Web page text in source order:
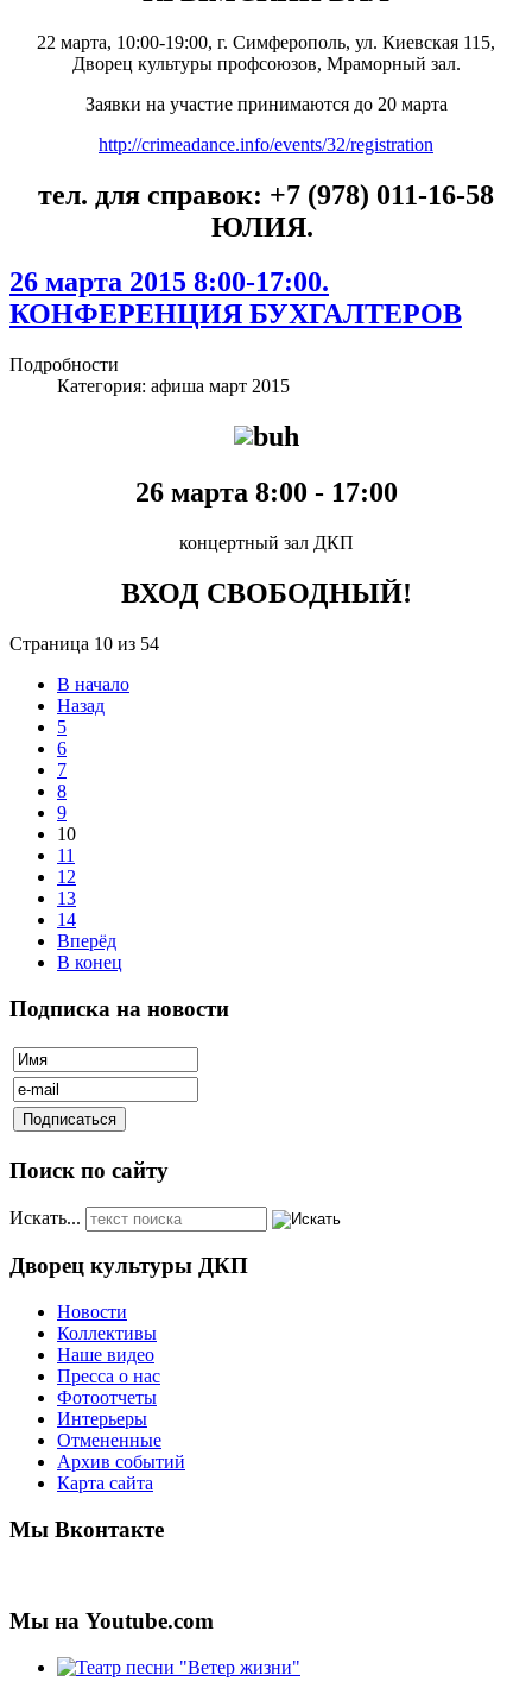
22 марта, 10:00-19:00, г. Симферополь, ул. Киевская 115,
Дворец культуры профсоюзов, Мраморный зал.
Заявки на участие принимаются до 20 марта
http://crimeadance.info/events/32/registration
тел. для справок: +7 (978) 011-16-58
ЮЛИЯ.
26 марта 2015 8:00-17:00.
КОНФЕРЕНЦИЯ БУХГАЛТЕРОВ
Подробности
Категория: афиша март 2015
26 марта 8:00 - 17:00
концертный зал ДКП
ВХОД СВОБОДНЫЙ!
Страница 10 из 54
В начало
Назад
5
6
7
8
9
10
11
12
13
14
Вперёд
В конец
Подписка на новости
Поиск по сайту
Искать...
Дворец культуры ДКП
Новости
Коллективы
Наше видео
Пресса о нас
Фотоотчеты
Интерьеры
Отмененные
Архив событий
Карта сайта
Мы Вконтакте
Мы на Youtube.com